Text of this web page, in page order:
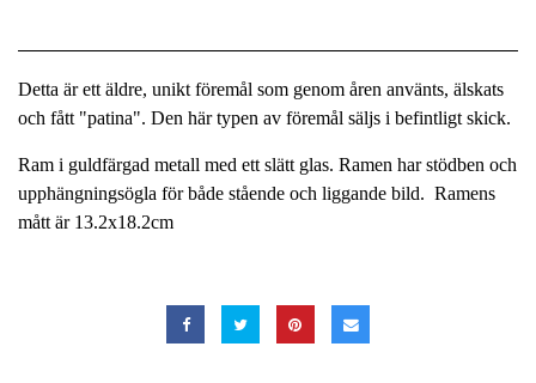
Detta är ett äldre, unikt föremål som genom åren använts, älskats
och fått "patina". Den här typen av föremål säljs i befintligt skick.
Ram i guldfärgad metall med ett slätt glas. Ramen har stödben och
upphängningsögla för både stående och liggande bild. Ramens
mått är 13.2x18.2cm